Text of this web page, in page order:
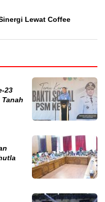
Lewat Coffee
23